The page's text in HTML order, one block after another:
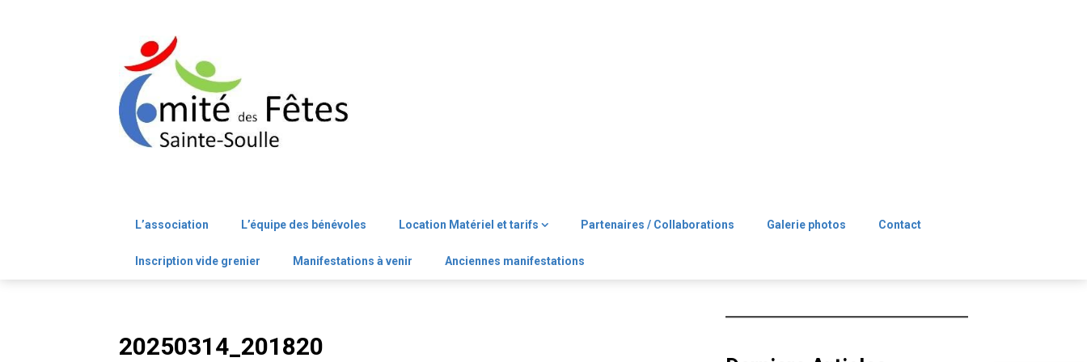
L’association L’équipe des bénévoles Location Matériel et tarifs Partenaires / Collaborations Galerie photos Contact
Inscription vide grenier Manifestations à venir Anciennes manifestations
20250314_201820